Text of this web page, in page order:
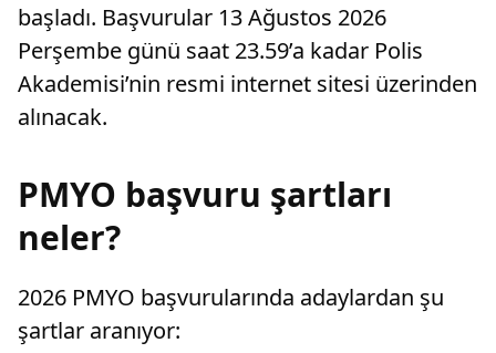
başladı. Başvurular 13 Ağustos 2026
Perşembe günü saat 23.59’a kadar Polis
Akademisi’nin resmi internet sitesi üzerinden
alınacak.
PMYO başvuru şartları
neler?
2026 PMYO başvurularında adaylardan şu
şartlar aranıyor: